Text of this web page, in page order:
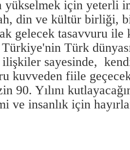
yükselmek için yeterli
din ve kültür birliği,
gelecek tasavvuru ile
Türk
sayesinde,
kuvveden fiile
90. Yılını
ve insanlık için